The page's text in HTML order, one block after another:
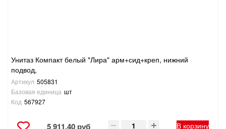
Унитаз Компакт белый "Лира" арм+сид+креп, нижний
подвод,
Артикул 505831
Базовая единица шт
Код 567927
5 911.40 руб В корзину